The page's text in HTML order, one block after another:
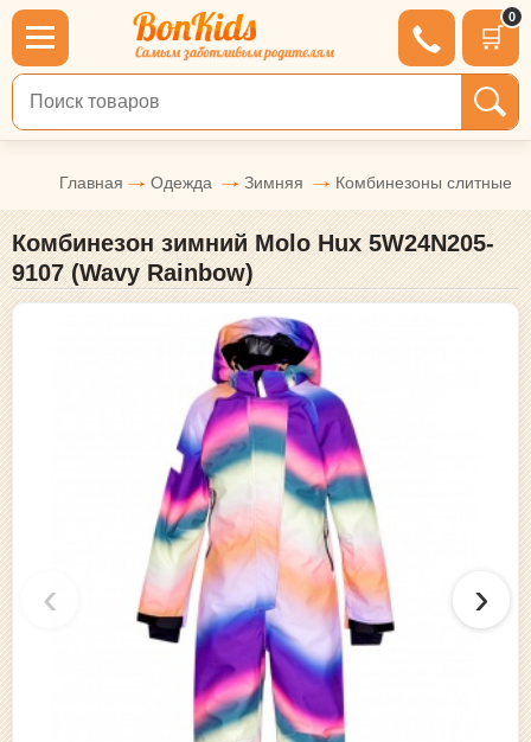
🛒
0
Поиск по товарам
Главная Одежда Зимняя Комбинезоны слитные
Комбинезон зимний Molo Hux 5W24N205-
9107 (Wavy Rainbow)
‹ ›